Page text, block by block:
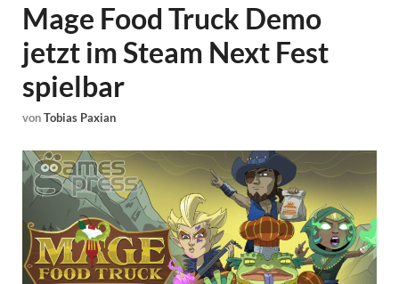
Mage Food Truck Demo
jetzt im Steam Next Fest
spielbar
vonTobias Paxian